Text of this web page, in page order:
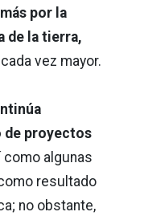
por la
de la tierra,
vez mayor.
de proyectos
como algunas
resultado
no obstante,